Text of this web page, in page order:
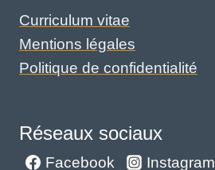
Curriculum vitae
Mentions légales
Politique de confidentialité
Réseaux sociaux
Facebook Instagram